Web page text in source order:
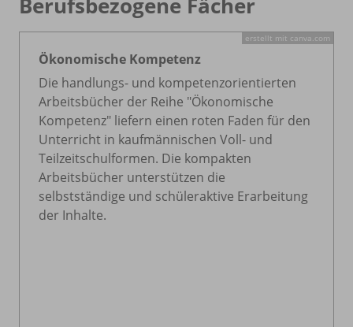
erstellt mit canva.com
Ökonomische Kompetenz
Die handlungs- und kompetenzorientierten
Arbeitsbücher der Reihe "Ökonomische
Kompetenz" liefern einen roten Faden für den
Unterricht in kaufmännischen Voll- und
Teilzeitschulformen. Die kompakten
Arbeitsbücher unterstützen die
selbstständige und schüleraktive Erarbeitung
der Inhalte.